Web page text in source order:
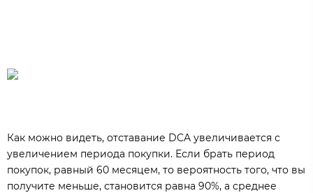
Как можно видеть, отставание DCA увеличивается с
увеличением периода покупки. Если брать период
покупок, равный 60 месяцем, то вероятность того, что вы
получите меньше, становится равна 90%, а среднее